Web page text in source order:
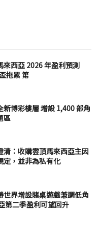
來西亞 2026 年盈利預測
拖累 第
博彩樓層 增設 1,400 部角
區
清：收購雲頂馬來西亞主因
定，並非為私有化
世界增設賭桌遊戲兼調低角
第二季盈利可望回升